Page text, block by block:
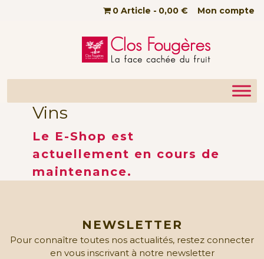
Passer au contenu principal Mon compte
0 Article 0,00 €
Vins
Le E-Shop est
actuellement en cours de
maintenance.
NEWSLETTER
Pour connaître toutes nos actualités, restez connecter
en vous inscrivant à notre newsletter